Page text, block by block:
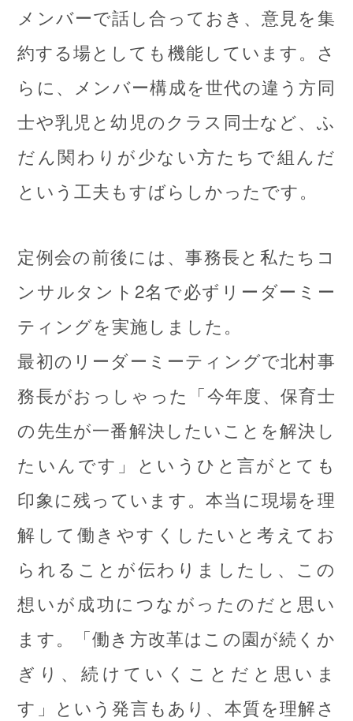
メンバーで話し合っておき、意見を集
約する場としても機能しています。さ
らに、メンバー構成を世代の違う方同
士や乳児と幼児のクラス同士など、ふ
だん関わりが少ない方たちで組んだ
という工夫もすばらしかったです。
定例会の前後には、事務長と私たちコ
ンサルタント2名で必ずリーダーミー
ティングを実施しました。
最初のリーダーミーティングで北村事
務長がおっしゃった「今年度、保育士
の先生が一番解決したいことを解決し
たいんです」というひと言がとても
印象に残っています。本当に現場を理
解して働きやすくしたいと考えてお
られることが伝わりましたし、この
想いが成功につながったのだと思い
ます。「働き方改革はこの園が続くか
ぎり、続けていくことだと思いま
す」という発言もあり、本質を理解さ